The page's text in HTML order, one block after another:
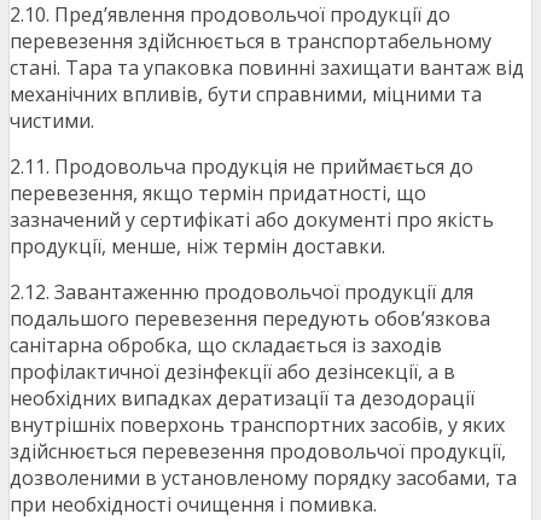
2.10. Пред’явлення продовольчої продукції до
перевезення здійснюється в транспортабельному
стані. Тара та упаковка повинні захищати вантаж від
механічних впливів, бути справними, міцними та
чистими.
2.11. Продовольча продукція не приймається до
перевезення, якщо термін придатності, що
зазначений у сертифікаті або документі про якість
продукції, менше, ніж термін доставки.
2.12. Завантаженню продовольчої продукції для
подальшого перевезення передують обов’язкова
санітарна обробка, що складається із заходів
профілактичної дезінфекції або дезінсекції, а в
необхідних випадках дератизації та дезодорації
внутрішніх поверхонь транспортних засобів, у яких
здійснюється перевезення продовольчої продукції,
дозволеними в установленому порядку засобами, та
при необхідності очищення і помивка.